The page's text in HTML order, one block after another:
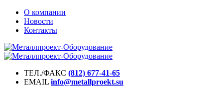
О компании
Новости
Контакты
ТЕЛ./ФАКС (812) 677-41-65
EMAIL info@metallproekt.su